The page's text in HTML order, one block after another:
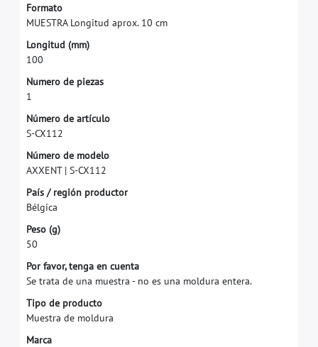
Formato
MUESTRA Longitud aprox. 10 cm
Longitud (mm)
100
Numero de piezas
1
Número de artículo
S-CX112
Número de modelo
AXXENT | S-CX112
País / región productor
Bélgica
Peso (g)
50
Por favor, tenga en cuenta
Se trata de una muestra - no es una moldura entera.
Tipo de producto
Muestra de moldura
Marca